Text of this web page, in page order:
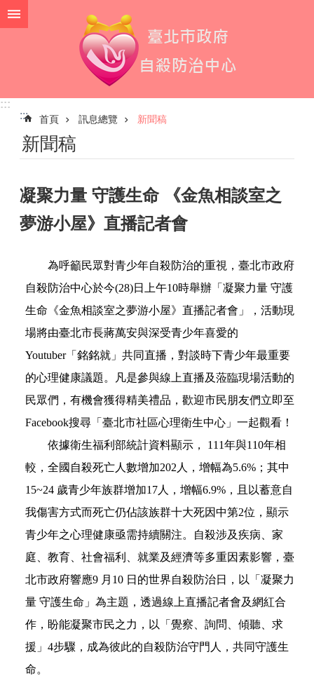
跳到主要內容區塊
:::
:::
首頁 訊息總覽 新聞稿
新聞稿
凝聚力量 守護生命 《金魚相談室之
夢游小屋》直播記者會
為呼籲民眾對青少年自殺防治的重視，臺北市政府
自殺防治中心於今(28)日上午10時舉辦「凝聚力量 守護
生命《金魚相談室之夢游小屋》直播記者會」，活動現
場將由臺北市長蔣萬安與深受青少年喜愛的
Youtuber「銘銘就」共同直播，對談時下青少年最重要
的心理健康議題。凡是參與線上直播及蒞臨現場活動的
民眾們，有機會獲得精美禮品，歡迎市民朋友們立即至
Facebook搜尋「臺北市社區心理衛生中心」一起觀看 ！
依據衛生福利部統計資料顯示， 111年與110年相
較，全國自殺死亡人數增加202 人 ，增幅為5.6% ；其中
15~24 歲青少年族群增加17人，增幅6.9% ，且以蓄意自
我傷害方式而死亡仍佔該族群十大死因中第2位，顯示
青少年之心理健康亟需持續關注。
自殺涉及疾病、家
庭、教育、社會福利、就業及經濟等多重因素影響，臺
北市政府響應9 月 10 日的世界自殺防治日，以「凝聚力
量 守護生命」為主題，透過線上直播記者會及網紅合
作，盼能凝聚市民之力，以「 覺察、詢問、傾聽、求
援 」 4步驟，成為彼此的自殺防治守門人，共同守護生
命。